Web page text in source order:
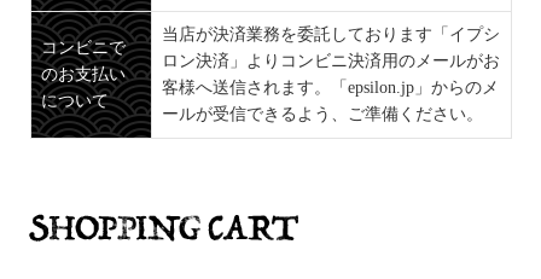
コンビニで
のお支払い
について
当店が決済業務を委託しております「イプシ
ロン決済」よりコンビニ決済用のメールがお
客様へ送信されます。「epsilon.jp」からのメ
ールが受信できるよう、ご準備ください。